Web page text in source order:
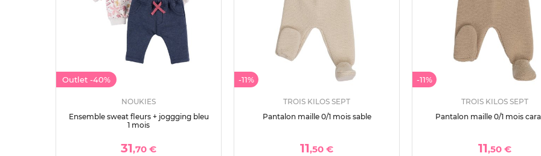
Outlet -40%
NOUKIES
Ensemble sweat fleurs + joggging bleu
1 mois
31,70 €
-11%
TROIS KILOS SEPT
Pantalon maille 0/1 mois sable
11,50 €
-11%
TROIS KILOS SEPT
Pantalon maille 0/1 mois
11,50 €